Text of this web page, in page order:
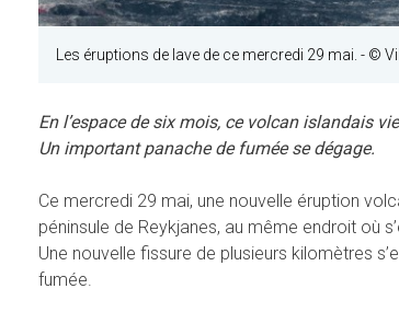
Les éruptions de lave de ce mercredi 29 mai. - ©
En l’espace de six mois, ce volcan islandais
Un important panache de fumée se dégage.
Ce mercredi 29 mai, une nouvelle éruption
péninsule de Reykjanes, au même endroit où
Une nouvelle fissure de plusieurs kilomètres
fumée.